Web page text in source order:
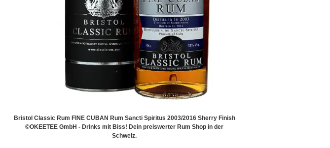
Bristol Classic Rum FINE CUBAN Rum Sancti Spiritus 2003/2016 Sherry Finish
©OKEETEE GmbH - Drinks mit Biss! Dein preiswerter Rum Shop in der
Schweiz.